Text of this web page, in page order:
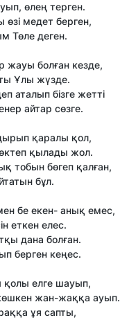
өлең терген.
медет берген,
Төле деген.
жауы болған кезде,
Ұлы жүзде.
аталып бізге жетті
айтар сөзге.
қаралы қол,
қылады жол.
тобын бөгеп қалған,
бұл.
бе екен- анық емес,
еткен елес.
дана болған.
берген кеңес.
елге шауып,
жан-жаққа ауып.
ұя сапты,